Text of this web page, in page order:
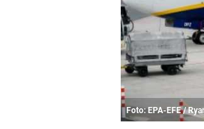
Foto: EPA-EFE /